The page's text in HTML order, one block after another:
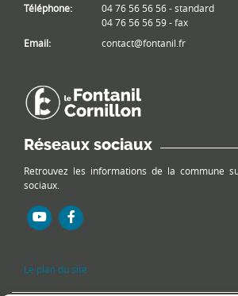
Téléphone:
04 76 56 56 56 - standard
04 76 56 56 59 - fax
Email:
contact@fontanil.fr
Réseaux sociaux
Retrouvez les informations de la commune
sociaux.
Le plan du site